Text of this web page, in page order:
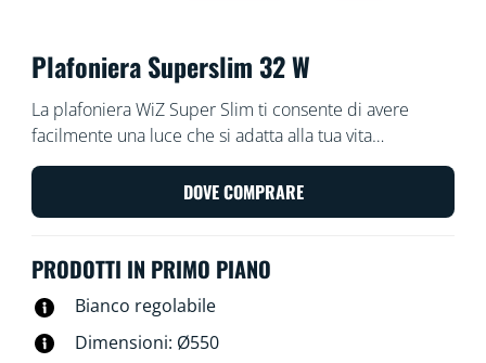
Plafoniera Superslim 32 W
La plafoniera WiZ Super Slim ti consente di avere
facilmente una luce che si adatta alla tua vita
quotidiana. La sua grande superficie luminosa circolare
inonda la tua stanza di una fredda luce blu che
favorisce l'attenzione e la concentrazione e si attenua
DOVE COMPRARE
PRODOTTI IN PRIMO PIANO
Bianco regolabile
Dimensioni: Ø550